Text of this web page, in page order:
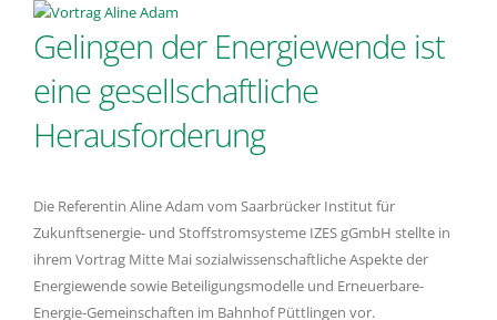
Gelingen der Energiewende ist
eine gesellschaftliche
Herausforderung
Die Referentin Aline Adam vom Saarbrücker Institut für
Zukunftsenergie- und Stoffstromsysteme IZES gGmbH stellte in
ihrem Vortrag Mitte Mai sozialwissenschaftliche Aspekte der
Energiewende sowie Beteiligungsmodelle und Erneuerbare-
Energie-Gemeinschaften im Bahnhof Püttlingen vor.